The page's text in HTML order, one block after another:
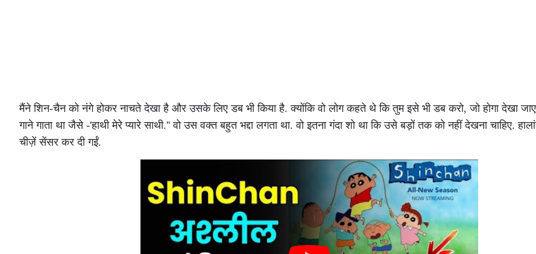
मैंने शिन-चैन को नंगे होकर नाचते देखा है और उसके लिए डब भी किया है. क्योंकि वो लोग कहते थे कि तुम इसे भी डब करो, जो होगा देखा
गाने गाता था जैसे -'हाथी मेरे प्यारे साथी.'' वो उस वक्त बहुत भद्दा लगता था. वो इतना गंदा शो था कि उसे बड़ों तक को नहीं देखना चाहिए.
चीज़ें सेंसर कर दी गईं.